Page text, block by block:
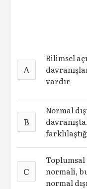
A
Bilimsel
vardır
B
Normal
C
normali,
normal